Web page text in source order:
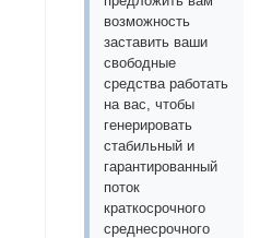
возможность
заставить ваши
свободные
средства работать
на вас, чтобы
генерировать
стабильный и
гарантированный
поток
краткосрочного
среднесрочного